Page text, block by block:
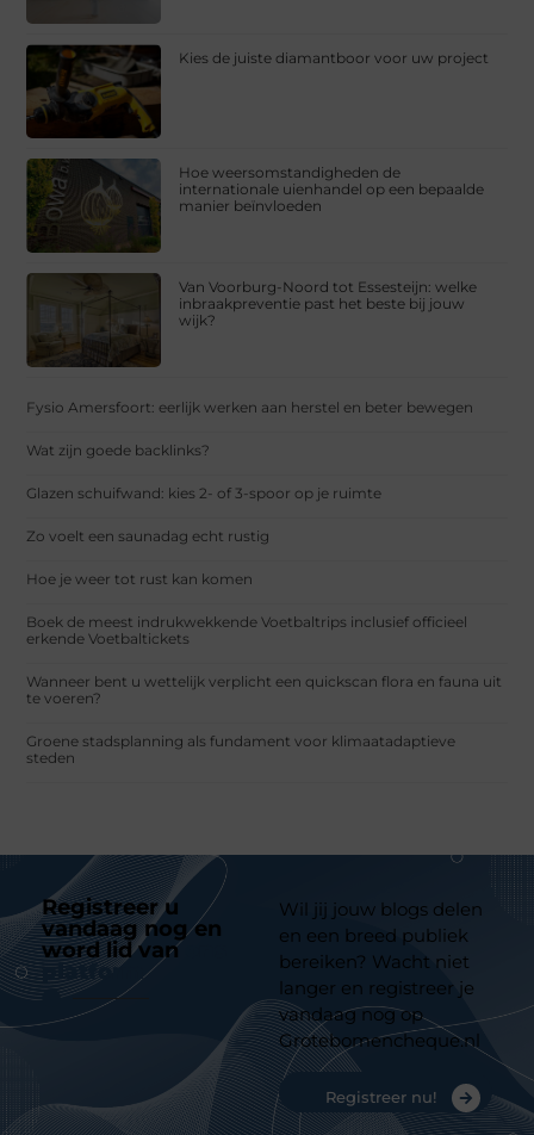
Kies de juiste diamantboor voor uw project
Hoe weersomstandigheden de
internationale uienhandel op een bepaalde
manier beïnvloeden
Van Voorburg-Noord tot Essesteijn: welke
inbraakpreventie past het beste bij jouw
wijk?
Fysio Amersfoort: eerlijk werken aan herstel en beter bewegen
Wat zijn goede backlinks?
Glazen schuifwand: kies 2- of 3-spoor op je ruimte
Zo voelt een saunadag echt rustig
Hoe je weer tot rust kan komen
Boek de meest indrukwekkende Voetbaltrips inclusief officieel
erkende Voetbaltickets
Wanneer bent u wettelijk verplicht een quickscan flora en fauna uit
te voeren?
Groene stadsplanning als fundament voor klimaatadaptieve
steden
Registreer u
vandaag nog en
word lid van
platform
Wil jij jouw blogs delen
en een breed publiek
bereiken? Wacht niet
langer en registreer je
vandaag nog op
Grotebomencheque.nl
Registreer nu!